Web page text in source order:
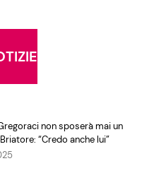
non sposerà mai un
“Credo anche lui”